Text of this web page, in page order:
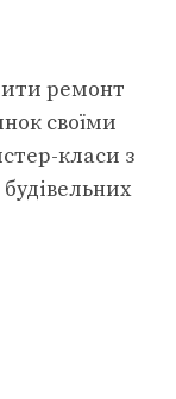
ремонт
своїми
класи з